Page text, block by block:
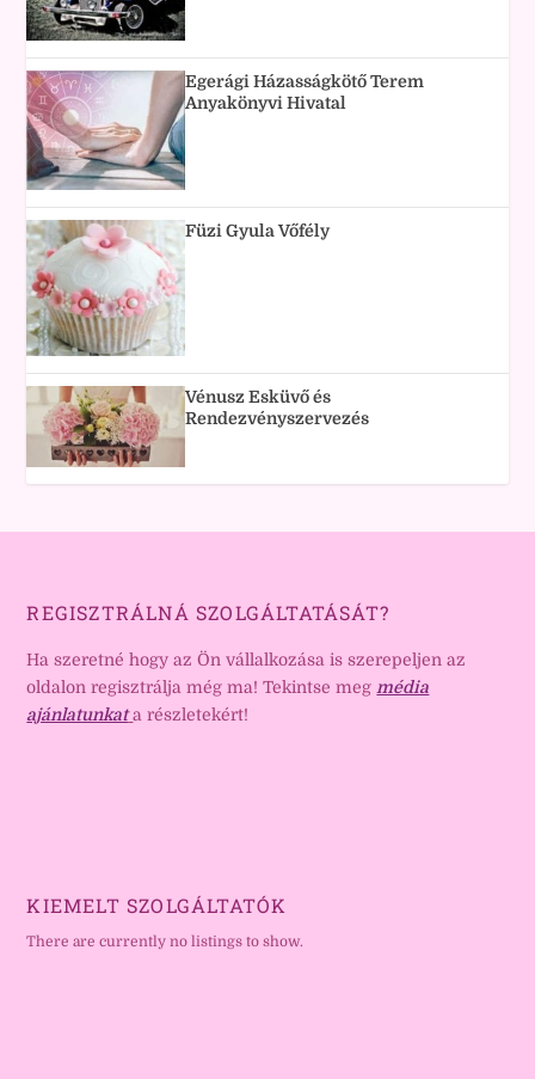
Egerági Házasságkötő Terem
Anyakönyvi Hivatal
Füzi Gyula Vőfély
Vénusz Esküvő és
Rendezvényszervezés
REGISZTRÁLNÁ SZOLGÁLTATÁSÁT?
Ha szeretné hogy az Ön vállalkozása is szerepeljen az
oldalon regisztrálja még ma! Tekintse meg média
ajánlatunkat a részletekért!
KIEMELT SZOLGÁLTATÓK
There are currently no listings to show.